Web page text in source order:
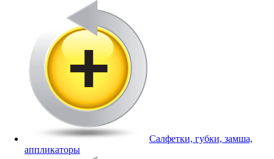
Салфетки, губки, замша,
аппликаторы